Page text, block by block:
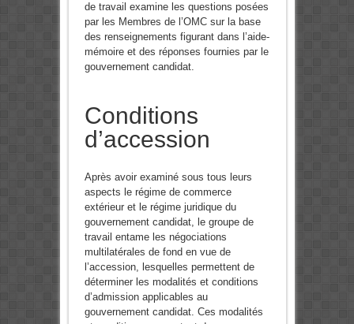
de travail examine les questions posées
par les Membres de l’OMC sur la base
des renseignements figurant dans l’aide-
mémoire et des réponses fournies par le
gouvernement candidat.
Conditions
d’accession
Après avoir examiné sous tous leurs
aspects le régime de commerce
extérieur et le régime juridique du
gouvernement candidat, le groupe de
travail entame les négociations
multilatérales de fond en vue de
l’accession, lesquelles permettent de
déterminer les modalités et conditions
d’admission applicables au
gouvernement candidat. Ces modalités